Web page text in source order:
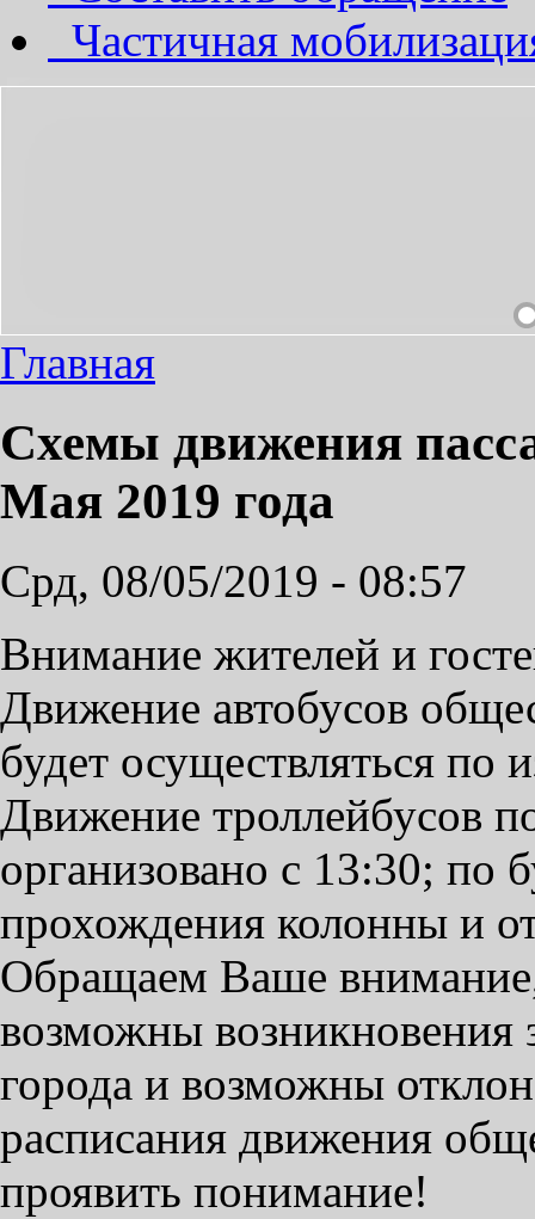
Частичная
Главная
Схемы движения
Мая 2019 года
Срд, 08/05/2019 - 08:57
Внимание жителей и
Движение автобусов
будет осуществляться
Движение троллейбусов
организовано с 13:30; по
прохождения колонны и
Обращаем Ваше
возможны возникновения
города и возможны
расписания движения
проявить понимание!